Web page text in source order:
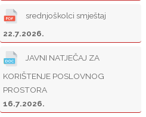
srednjoškolci smještaj
22.7.2026.
JAVNI NATJEČAJ ZA
KORIŠTENJE POSLOVNOG
PROSTORA
16.7.2026.